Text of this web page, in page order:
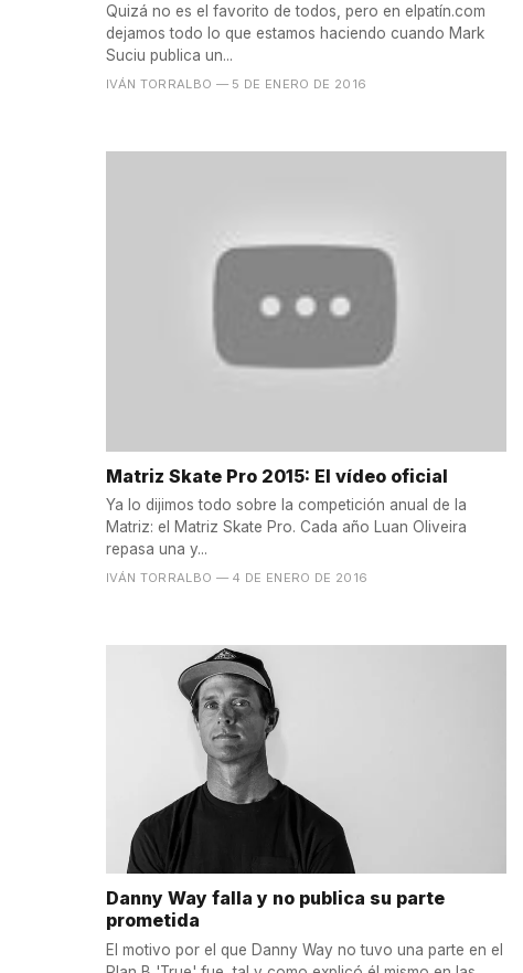
Quizá no es el favorito de todos, pero en elpatín.com
dejamos todo lo que estamos haciendo cuando Mark
Suciu publica un...
IVÁN TORRALBO — 5 DE ENERO DE 2016
Matriz Skate Pro 2015: El vídeo oficial
Ya lo dijimos todo sobre la competición anual de la
Matriz: el Matriz Skate Pro. Cada año Luan Oliveira
repasa una y...
IVÁN TORRALBO — 4 DE ENERO DE 2016
Danny Way falla y no publica su parte
prometida
El motivo por el que Danny Way no tuvo una parte en el